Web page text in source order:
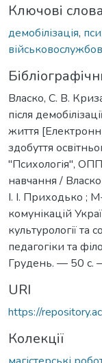
Ключові слова
демобілізація,
Власко, С. В.
після
життя
здобуття
"Психологія",
навчання /
І. І. Приходько ;
комунікацій
культурології та
педагогіки та
Грудень. — 50 с.
URI
https://
Колекції